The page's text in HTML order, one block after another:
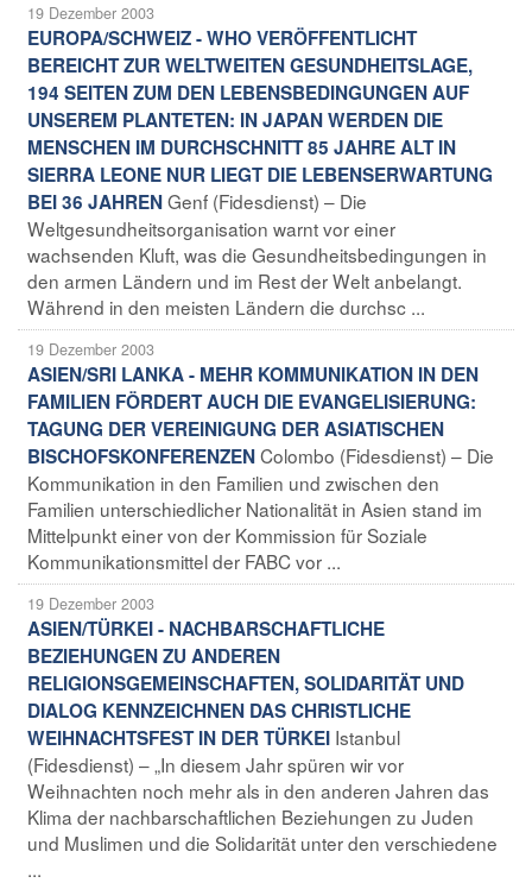
19 Dezember 2003
EUROPA/SCHWEIZ - WHO VERÖFFENTLICHT
BEREICHT ZUR WELTWEITEN GESUNDHEITSLAGE,
194 SEITEN ZUM DEN LEBENSBEDINGUNGEN AUF
UNSEREM PLANTETEN: IN JAPAN WERDEN DIE
MENSCHEN IM DURCHSCHNITT 85 JAHRE ALT IN
SIERRA LEONE NUR LIEGT DIE LEBENSERWARTUNG
BEI 36 JAHRENGenf (Fidesdienst) – Die
Weltgesundheitsorganisation warnt vor einer
wachsenden Kluft, was die Gesundheitsbedingungen in
den armen Ländern und im Rest der Welt anbelangt.
Während in den meisten Ländern die durchsc ...
19 Dezember 2003
ASIEN/SRI LANKA - MEHR KOMMUNIKATION IN DEN
FAMILIEN FÖRDERT AUCH DIE EVANGELISIERUNG:
TAGUNG DER VEREINIGUNG DER ASIATISCHEN
BISCHOFSKONFERENZENColombo (Fidesdienst) – Die
Kommunikation in den Familien und zwischen den
Familien unterschiedlicher Nationalität in Asien stand im
Mittelpunkt einer von der Kommission für Soziale
Kommunikationsmittel der FABC vor ...
19 Dezember 2003
ASIEN/TÜRKEI - NACHBARSCHAFTLICHE
BEZIEHUNGEN ZU ANDEREN
RELIGIONSGEMEINSCHAFTEN, SOLIDARITÄT UND
DIALOG KENNZEICHNEN DAS CHRISTLICHE
WEIHNACHTSFEST IN DER TÜRKEI Istanbul
(Fidesdienst) – „In diesem Jahr spüren wir vor
Weihnachten noch mehr als in den anderen Jahren das
Klima der nachbarschaftlichen Beziehungen zu Juden
und Muslimen und die Solidarität unter den verschiedene
...